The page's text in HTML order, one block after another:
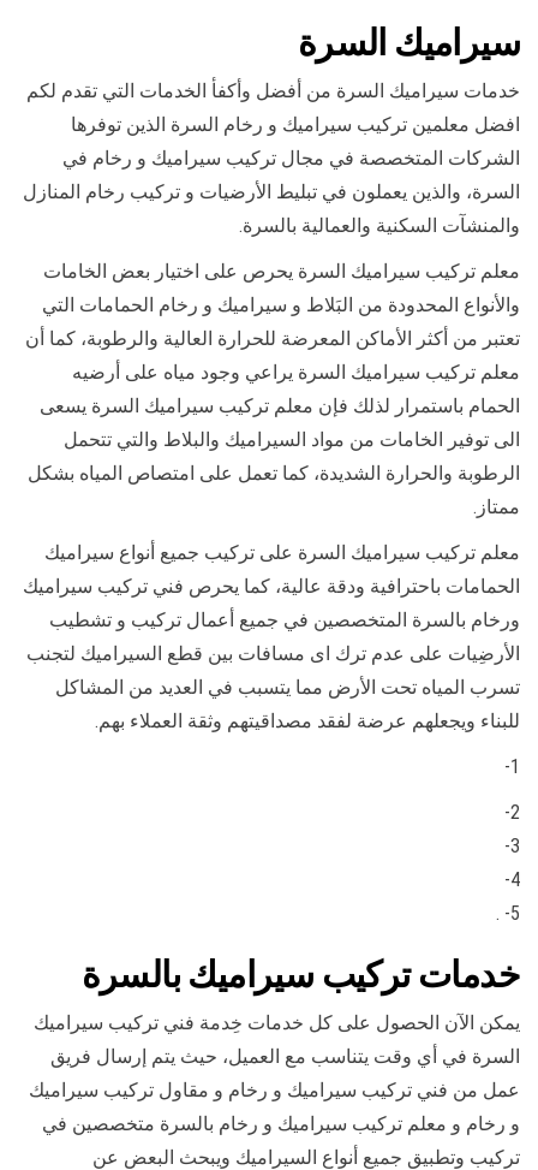
سيراميك السرة
خدمات سيراميك السرة من أفضل وأكفأ الخدمات التي تقدم لكم
افضل معلمين تركيب سيراميك و رخام السرة الذين توفرها
الشركات المتخصصة في مجال تركيب سيراميك و رخام في
السرة، والذين يعملون في تبليط الأرضيات و تركيب رخام المنازل
والمنشآت السكنية والعمالية بالسرة.
معلم تركيب سيراميك السرة يحرص على اختيار بعض الخامات
والأنواع المحدودة من البَلاط و سيراميك و رخام الحمامات التي
تعتبر من أكثر الأماكن المعرضة للحرارة العالية والرطوبة، كما أن
معلم تركيب سيراميك السرة يراعي وجود مياه على أرضيه
الحمام باستمرار لذلك فإن معلم تركيب سيراميك السرة يسعى
الى توفير الخامات من مواد السيراميك والبلاط والتي تتحمل
الرطوبة والحرارة الشديدة، كما تعمل على امتصاص المياه بشكل
ممتاز.
معلم تركيب سيراميك السرة على تركيب جميع أنواع سيراميك
الحمامات باحترافية ودقة عالية، كما يحرص فني تركيب سيراميك
ورخام بالسرة المتخصصين في جميع أعمال تركيب و تشطيب
الأرضِيات على عدم ترك اى مسافات بين قطع السيراميك لتجنب
تسرب المياه تحت الأرض مما يتسبب في العديد من المشاكل
للبناء ويجعلهم عرضة لفقد مصداقيتهم وثقة العملاء بهم.
1-
2-
3-
4-
5- .
خدمات تركيب سيراميك بالسرة
يمكن الآن الحصول على كل خدمات خِدمة فني تركيب سيراميك
السرة في أي وقت يتناسب مع العميل، حيث يتم إرسال فريق
عمل من فني تركيب سيراميك و رخام و مقاول تركيب سيراميك
و رخام و معلم تركيب سيراميك و رخام بالسرة متخصصين في
تركيب وتطبيق جميع أنواع السيراميك ويبحث البعض عن